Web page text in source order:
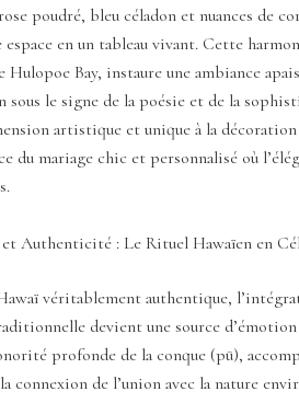
poudré, bleu céladon et nuances de
espace en un tableau vivant. Cette
Hulopoe Bay, instaure une ambiance
sous le signe de la poésie et de la
artistique et unique à la
du mariage chic et personnalisé où
Authenticité : Le Rituel Hawaïen en
véritablement authentique,
devient une source d’émotion
profonde de la conque (pū),
connexion de l’union avec la nature